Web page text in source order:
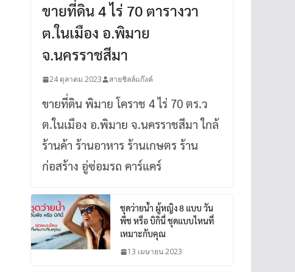
ขายที่ดิน 4 ไร่ 70 ตารางวา
ต.ในเมือง อ.พิมาย
จ.นครราชสีมา
24 ตุลาคม 2023 สายชิลล์แก๊งค์
ขายที่ดิน พิมาย โคราช 4 ไร่ 70 ตร.ว
ต.ในเมือง อ.พิมาย จ.นครราชสีมา ใกล้
ร้านค้า ร้านอาหาร ร้านเกษตร ร้าน
ก่อสร้าง อู่ซ่อมรถ คาร์แคร์
ชุดว่ายน้ำ ผู้หญิง 8 แบบ วัน
พีช หรือ บิกินี่ ชุดแบบไหนที่
เหมาะกับคุณ
13 เมษายน 2023